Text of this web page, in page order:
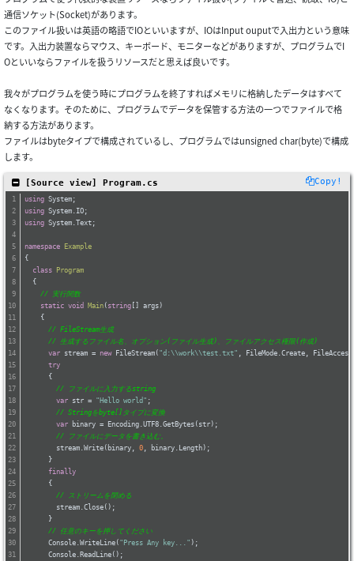
通信ソケット(Socket)があります。
このファイル扱いは英語の略語でIOといいますが、IOはInput ouputで入出力という意味
です。入出力装置ならマウス、キーボード、モニターなどがありますが、プログラムでI
Oといいならファイルを扱うリソースだと思えば良いです。
我々がプログラムを使う時にプログラムを終了すればメモリに格納したデータはすべて
なくなります。そのために、プログラムでデータを保管する方法の一つでファイルで格
納する方法があります。
ファイルはbyteタイプで構成されているし、プログラムではunsigned char(byte)で構成
します。
Copy!
[Source view] Program.cs
using System;
using System.IO;
using System.Text;
namespace Example
{
class Program
  {
// 実行関数
static void Main ( string [] args)
    {
// FileStream生成
// 生成するファイル名、オプション(ファイル生成)、ファイルアクセス権限(作成)
var stream = new FileStream( "d:\\work\\test.txt" , FileMode.Create,
try
      {
// ファイルに入力するstring
var str = "Hello world" ;
// Stringをbyte[]タイプに変換
var binary = Encoding.UTF8.GetBytes(str);
// ファイルにデータを書き込む。
        stream.Write(binary,
0 , binary.Length);
      }
finally
      {
// ストリームを閉める
        stream.Close();
      }
// 任意のキーを押してください
      Console.WriteLine(
"Press Any key..." );
      Console.ReadLine();